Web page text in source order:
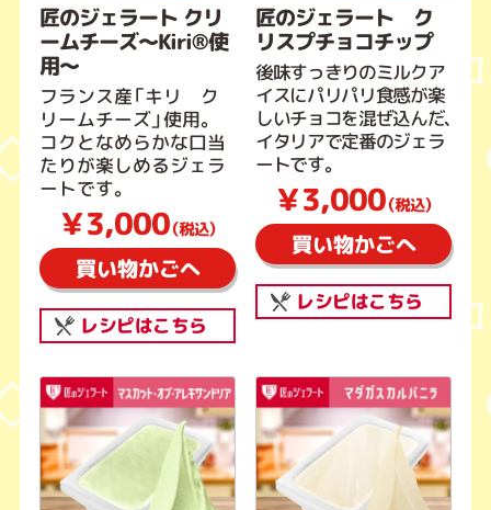
匠のジェラート クリ
ームチーズ～Kiri®使
用～
フランス産「キリ ク
リームチーズ」使用。
コクとなめらかな口当
たりが楽しめるジェラ
ートです。
￥3,000（税込）
買い物かごへ
レシピはこちら
匠のジェラート ク
リスプチョコチップ
後味すっきりのミルクア
イスにパリパリ食感が楽
しいチョコを混ぜ込んだ、
イタリアで定番のジェラ
ートです。
￥3,000（税込）
買い物かごへ
レシピはこちら